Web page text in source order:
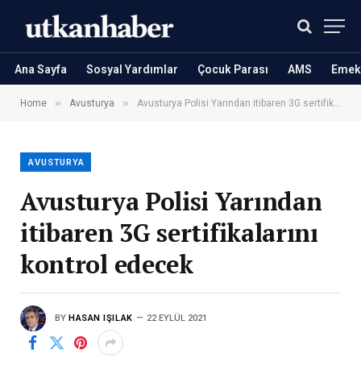
Ana Sayfa Sosyal Yardımlar Çocuk Parası AMS
Home » Avusturya » Avusturya Polisi Yarından itibaren 3G sertifikalarını kontrol edecek
AVUSTURYA
Avusturya Polisi Yarından
itibaren 3G sertifikalarını
kontrol edecek
BY HASAN IŞILAK 22 EYLÜL 2021